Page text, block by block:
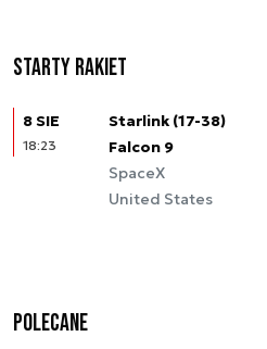
Starty rakiet
8 SIE
18:23
Starlink (17-38)
Falcon 9
SpaceX
United States
Polecane